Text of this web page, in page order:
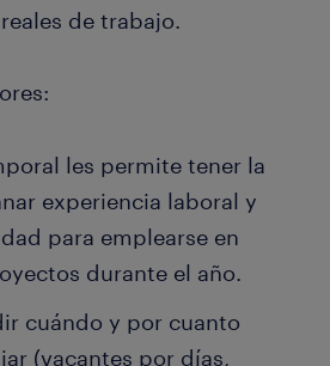
de trabajo.
les permite tener la
experiencia laboral y
para emplearse en
durante el año.
cuándo y por cuanto
(vacantes por días,